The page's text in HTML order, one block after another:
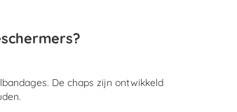
De chaps zijn ontwikkeld